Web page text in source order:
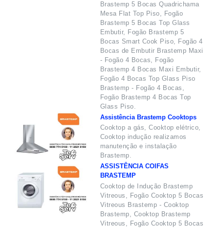
Brastemp 5 Bocas Quadrichama
Mesa Flat Top Piso, Fogão
Brastemp 5 Bocas Top Glass
Embutir, Fogão Brastemp 5
Bocas Smart Cook Piso, Fogão 4
Bocas de Embutir Brastemp Maxi
- Fogão 4 Bocas, Fogão
Brastemp 4 Bocas Maxi Embutir,
Fogão 4 Bocas Top Glass Piso
Brastemp - Fogão 4 Bocas,
Fogão Brastemp 4 Bocas Top
Glass Piso.
Assistência Brastemp Cooktops
Cooktop a gás, Cooktop elétrico,
Cooktop indução realizamos
manutenção e instalação
Brastemp.
ASSISTÊNCIA COIFAS
BRASTEMP
Cooktop de Indução Brastemp
Vitreous, Fogão Cooktop 5 Bocas
Vitreous Brastemp - Cooktop
Brastemp, Cooktop Brastemp
Vitreous, Fogão Cooktop 5 Bocas